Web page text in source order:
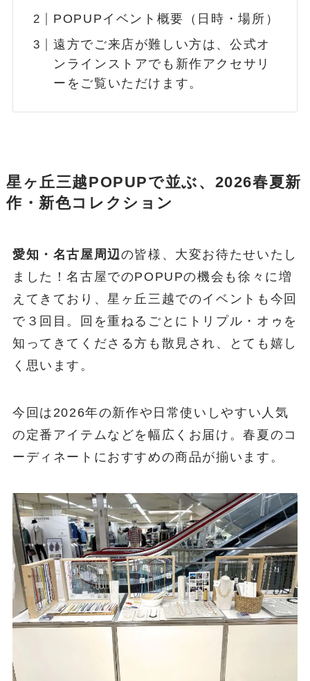
POPUPイベント概要（日時・場所）
遠方でご来店が難しい方は、公式オ
ンラインストアでも新作アクセサリ
ーをご覧いただけます。
星ヶ丘三越POPUPで並ぶ、2026春夏新
作・新色コレクション
愛知・名古屋周辺の皆様、大変お待たせいたし
ました！名古屋でのPOPUPの機会も徐々に増
えてきており、星ヶ丘三越でのイベントも今回
で３回目。回を重ねるごとにトリプル・オゥを
知ってきてくださる方も散見され、とても嬉し
く思います。
今回は2026年の新作や日常使いしやすい人気
の定番アイテムなどを幅広くお届け。春夏のコ
ーディネートにおすすめの商品が揃います。